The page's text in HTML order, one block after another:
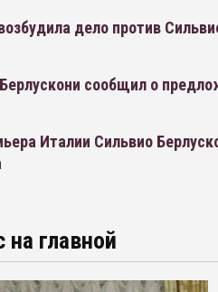
дело против
сообщил о
Италии Сильвио
на главной